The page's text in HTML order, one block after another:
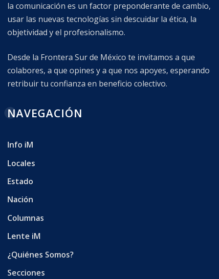
la comunicación es un factor preponderante de cambio,
usar las nuevas tecnologías sin descuidar la ética, la
objetividad y el profesionalismo.
Desde la Frontera Sur de México te invitamos a que
colabores, a que opines y a que nos apoyes, esperando
retribuir tu confianza en beneficio colectivo.
NAVEGACIÓN
Info iM
Locales
Estado
Nación
Columnas
Lente iM
¿Quiénes Somos?
Secciones